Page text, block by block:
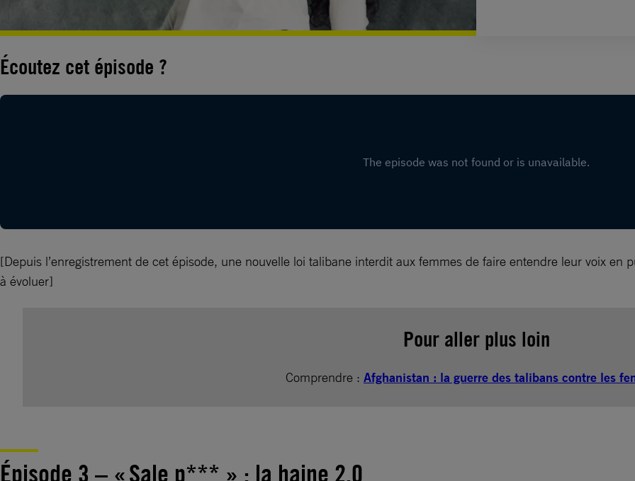
Écoutez cet épisode ?
[Depuis l’enregistrement de cet épisode, une nouvelle loi talibane interdit aux femmes de faire entendre leur voix
à évoluer]
Pour aller plus loin
Comprendre : Afghanistan : la guerre des talibans contre les
Épisode 3 – « Sale p*** » : la haine 2.0